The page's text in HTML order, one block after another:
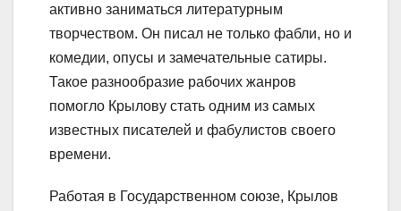
активно заниматься литературным
творчеством. Он писал не только фабли, но и
комедии, опусы и замечательные сатиры.
Такое разнообразие рабочих жанров
помогло Крылову стать одним из самых
известных писателей и фабулистов своего
времени.
Работая в Государственном союзе, Крылов